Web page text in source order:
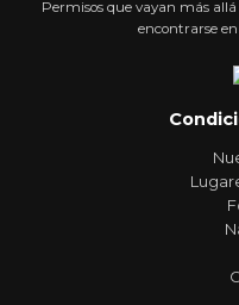
Permisos que vayan más
encontrarse